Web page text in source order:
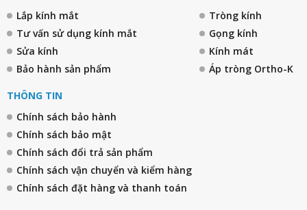
Lắp kính mắt
Tư vấn sử dụng kính mắt
Sửa kính
Bảo hành sản phẩm
Tròng kính
Gọng kính
Kính mát
Áp tròng Ortho-K
THÔNG TIN
Chính sách bảo hành
Chính sách bảo mật
Chính sách đổi trả sản phẩm
Chính sách vận chuyển và kiểm hàng
Chính sách đặt hàng và thanh toán